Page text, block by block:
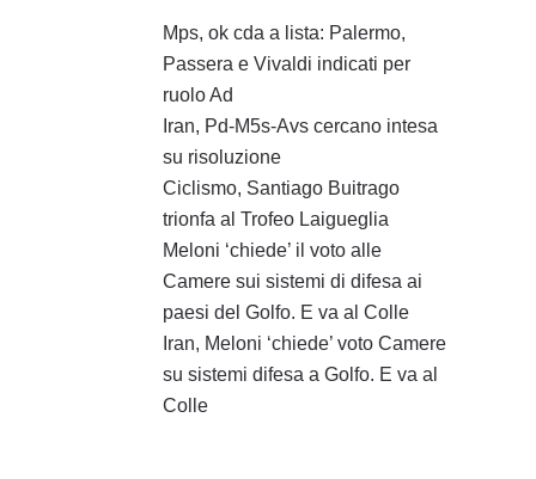
Mps, ok cda a lista: Palermo,
Passera e Vivaldi indicati per
ruolo Ad
Iran, Pd-M5s-Avs cercano intesa
su risoluzione
Ciclismo, Santiago Buitrago
trionfa al Trofeo Laigueglia
Meloni ‘chiede’ il voto alle
Camere sui sistemi di difesa ai
paesi del Golfo. E va al Colle
Iran, Meloni ‘chiede’ voto Camere
su sistemi difesa a Golfo. E va al
Colle